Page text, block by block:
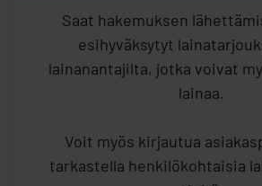
Saat hakemuksen
esihyväksytyt
lainanantajilta, jotka voivat
lainaa.
Voit myös kirjautua
tarkastella henkilökohtaisia